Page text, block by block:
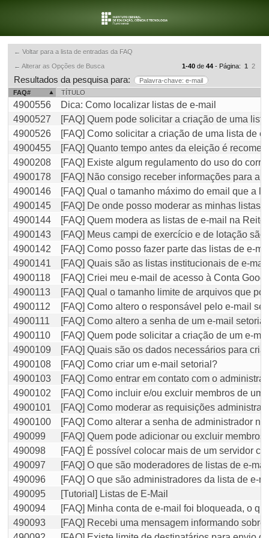
← Voltar para a lista de entradas da FAQ
← Alterar as Opções de Busca
1-40 de 44 - Página: 1 2
Resultados da pesquisa para:
Palavra-chave: e-mail
FAQ#
TÍTULO
4900556
Dica: Como localizar listas de e-mail
4900527
[FAQ] Quem pode solicitar a criação de uma
4900526
[FAQ] Como solicitar a criação de uma lista de
4900455
[FAQ] Quanto tempo antes da eleição é
4900208
[FAQ] Existe algum regulamento do uso do
4900178
[FAQ] Não consigo receber informações para
4900146
[FAQ] Qual o tamanho máximo do email que a
4900145
[FAQ] De onde posso moderar as minhas listas?
4900144
[FAQ] Quem modera as listas de e-mail na
4900143
[FAQ] Meus campi de exercício e de lotação
4900142
[FAQ] Como posso fazer parte das listas de e-
4900141
[FAQ] Quais são as listas institucionais de e-
4900118
[FAQ] Criei meu e-mail de acesso à Conta
4900113
[FAQ] Qual o tamanho limite de arquivos que
4900112
[FAQ] Como altero o responsável pelo e-mail
4900111
[FAQ] Como altero a senha de um e-mail
4900110
[FAQ] Quem pode solicitar a criação de um e-
4900109
[FAQ] Quais são os dados necessários para
4900108
[FAQ] Como criar um e-mail setorial?
4900103
[FAQ] Como entrar em contato com o
4900102
[FAQ] Como incluir e/ou excluir membros de
4900101
[FAQ] Como moderar as requisições
4900100
[FAQ] Como alterar a senha de administrador
490099
[FAQ] Quem pode adicionar ou excluir
490098
[FAQ] É possível colocar mais de um servidor
490097
[FAQ] O que são moderadores de listas de e-
490096
[FAQ] O que são administradores da lista de e-
490095
[Tutorial] Listas de E-Mail
490094
[FAQ] Minha conta de e-mail foi bloqueada, o
490093
[FAQ] Recebi uma mensagem informando